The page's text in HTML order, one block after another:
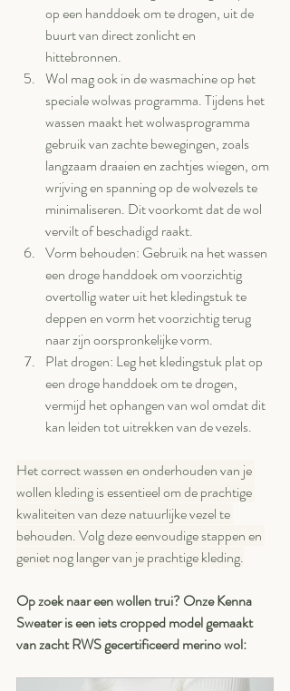
op een handdoek om te drogen, uit de
buurt van direct zonlicht en
hittebronnen.
Wol mag ook in de wasmachine op het
speciale wolwas programma. Tijdens het
wassen maakt het wolwasprogramma
gebruik van zachte bewegingen, zoals
langzaam draaien en zachtjes wiegen, om
wrijving en spanning op de wolvezels te
minimaliseren. Dit voorkomt dat de wol
vervilt of beschadigd raakt.
Vorm behouden: Gebruik na het wassen
een droge handdoek om voorzichtig
overtollig water uit het kledingstuk te
deppen en vorm het voorzichtig terug
naar zijn oorspronkelijke vorm.
Plat drogen: Leg het kledingstuk plat op
een droge handdoek om te drogen,
vermijd het ophangen van wol omdat dit
kan leiden tot uitrekken van de vezels.
Het correct wassen en onderhouden van je
wollen kleding is essentieel om de prachtige
kwaliteiten van deze natuurlijke vezel te
behouden. Volg deze eenvoudige stappen en
geniet nog langer van je prachtige kleding.
Op zoek naar een wollen trui? Onze Kenna
Sweater is een iets cropped model gemaakt
van zacht RWS gecertificeerd merino wol: